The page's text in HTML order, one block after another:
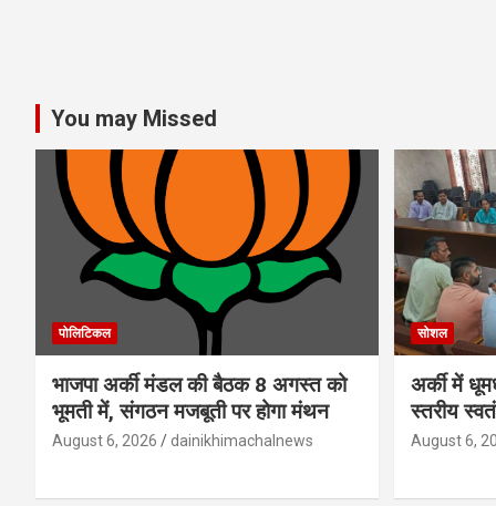
You may Missed
पोलिटिकल
भाजपा अर्की मंडल की बैठक 8 अगस्त को
भूमती में, संगठन मजबूती पर होगा मंथन
August 6, 2026 dainikhimachalnews
सोशल
अर्की में
स्तरीय
August 6,